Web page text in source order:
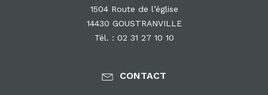
1504 Route de l’église
14430 GOUSTRANVILLE
Tél. : 02 31 27 10 10
CONTACT